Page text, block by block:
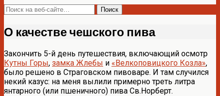
О качестве чешского пива
Закончить 5-й день путешествия, включающий осмотр
Кутны Горы, замка Жлебы и «Велкоповицкого Козла»,
было решено в Страговском пивоваре. И там случился
некий казус: на меня вылили примерно треть литра
янтарного (или пшеничного) пива Св.Норберт.